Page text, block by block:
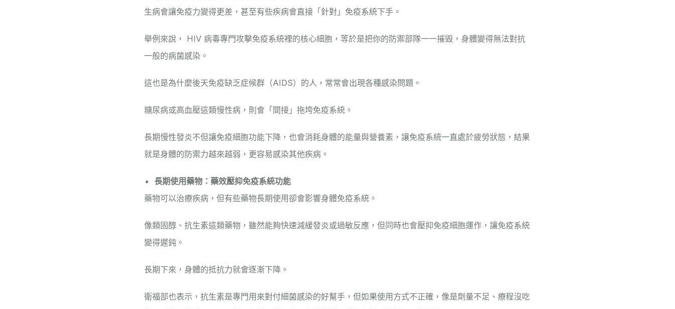
生病會讓免疫力變得更差，甚至有些疾病會直接「針對」免疫系統下手。
舉例來說， HIV 病毒專門攻擊免疫系統裡的核心細胞，等於是把你的防禦部隊一一摧毀，身體變得無法對抗
一般的病菌感染。
這也是為什麼後天免疫缺乏症候群（AIDS） 的人，常常會出現各種感染問題。
糖尿病或高血壓這類慢性病，則會「間接」拖垮免疫系統。
長期慢性發炎不但讓免疫細胞功能下降，也會消耗身體的能量與營養素，讓免疫系統一直處於疲勞狀態，結果
就是身體的防禦力越來越弱，更容易感染其他疾病。
長期使用藥物：藥效壓抑免疫系統功能
藥物可以治療疾病，但有些藥物長期使用卻會影響身體免疫系統。
像類固醇、抗生素這類藥物，雖然能夠快速減緩發炎或過敏反應，但同時也會壓抑免疫細胞運作，讓免疫系統
變得遲鈍。
長期下來，身體的抵抗力就會逐漸下降。
衛福部也表示，抗生素是專門用來對付細菌感染的好幫手，但如果使用方式不正確，像是劑量不足、療程沒吃